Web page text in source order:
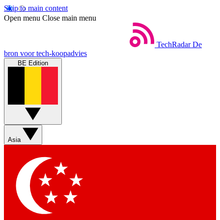
Skip to main content
Open menu Close main menu
TechRadar De
bron voor tech-koopadvies
BE Edition
Asia